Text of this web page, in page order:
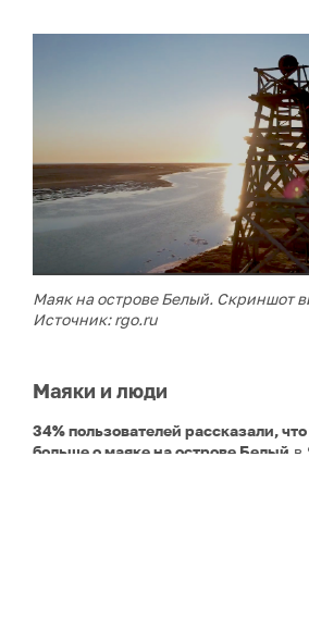
Маяк на острове Белый. Скриншот
Источник: rgo.ru
Маяки и люди
34% пользователей рассказали,
больше о маяке на острове Белый в